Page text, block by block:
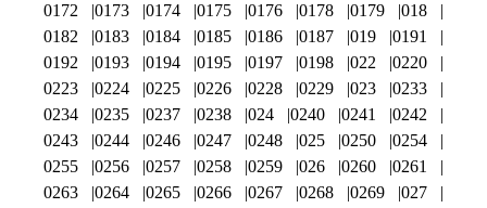
0172 0173 0174 0175 0176 0178 0179
018
0182
0183 0184 0185 0186 0187 019
0191
0192
0193 0194 0195 0197 0198 022
0220
0223
0224 0225 0226 0228 0229 023
0233
0234
0235 0237 0238 024 0240 0241
0242
0243
0244 0246 0247 0248 025 0250
0254
0255
0256 0257 0258 0259 026 0260
0261
0263
0264 0265 0266 0267 0268 0269
027